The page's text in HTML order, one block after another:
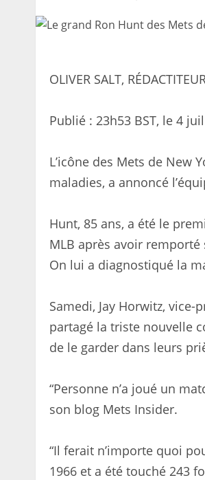
OLIVER SALT,
Publié : 23h53 BST, le 4
L’icône des Mets de New
maladies, a annoncé
Hunt, 85 ans, a été le
MLB après avoir
On lui a diagnostiqué la
Samedi, Jay Horwitz,
partagé la triste nouvelle
de le garder dans leurs
“Personne n’a joué un
son blog Mets Insider.
“Il ferait n’importe quoi
1966 et a été touché 243